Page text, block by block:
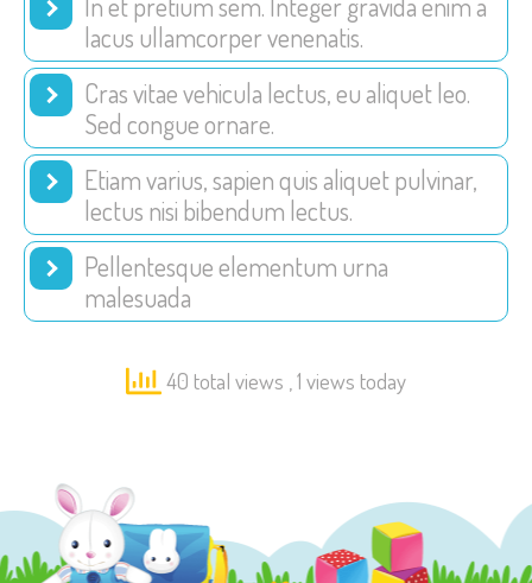
lacus ullamcorper venenatis.
Cras vitae vehicula lectus, eu aliquet leo.
Sed congue ornare.
Etiam varius, sapien quis aliquet pulvinar,
lectus nisi bibendum lectus.
Pellentesque elementum urna
malesuada
40 total views , 1 views today